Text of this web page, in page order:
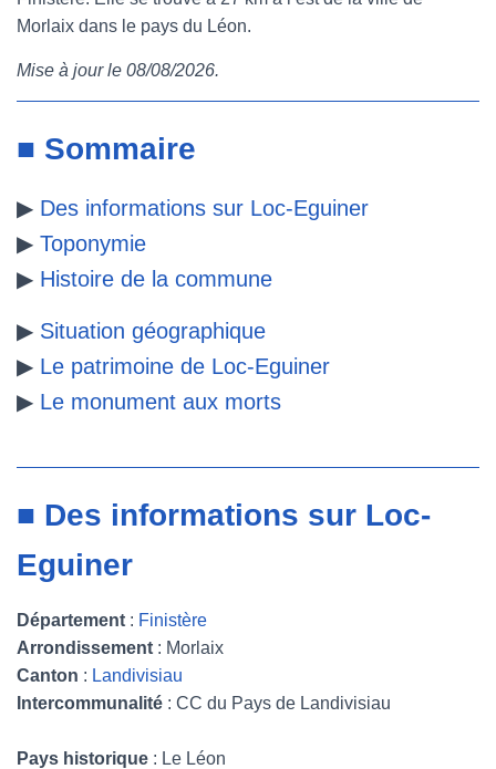
e
b
o
k
t
r
t
e
e
s
b
Morlaix dans le pays du Léon.
Mise à jour le 08/08/2026.
■ Sommaire
▶ Des informations sur Loc-Eguiner
▶ Toponymie
▶ Histoire de la commune
▶ Situation géographique
▶ Le patrimoine de Loc-Eguiner
▶ Le monument aux morts
■ Des informations sur Loc-
Eguiner
Département : Finistère
Arrondissement : Morlaix
Canton : Landivisiau
Intercommunalité : CC du Pays de Landivisiau
Pays historique : Le Léon